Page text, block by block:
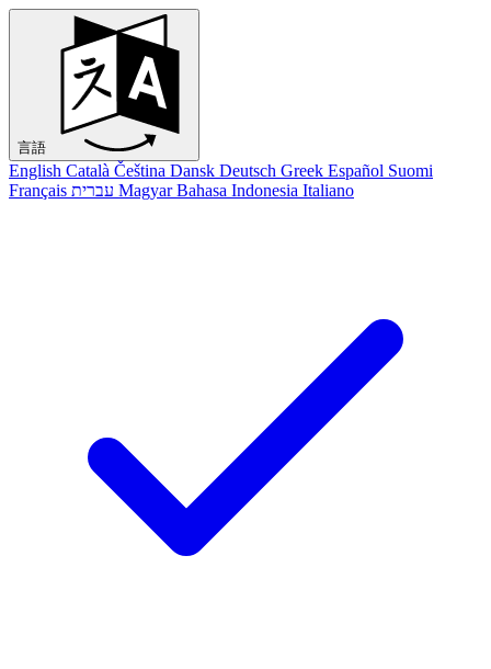
言語
English Català Čeština Dansk Deutsch Greek Español Suomi
Français עברית Magyar Bahasa Indonesia Italiano